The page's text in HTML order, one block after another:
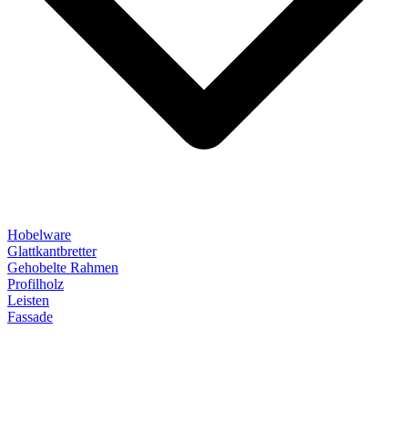
Hobelware
Glattkantbretter
Gehobelte Rahmen
Profilholz
Leisten
Fassade